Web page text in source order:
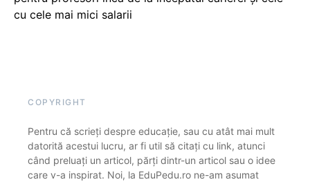
cu cele mai mici salarii
COPYRIGHT
Pentru că scrieți despre educație, sau cu atât mai mult
datorită acestui lucru, ar fi util să citați cu link, atunci
când preluați un articol, părți dintr-un articol sau o idee
care v-a inspirat. Noi, la EduPedu.ro ne-am asumat